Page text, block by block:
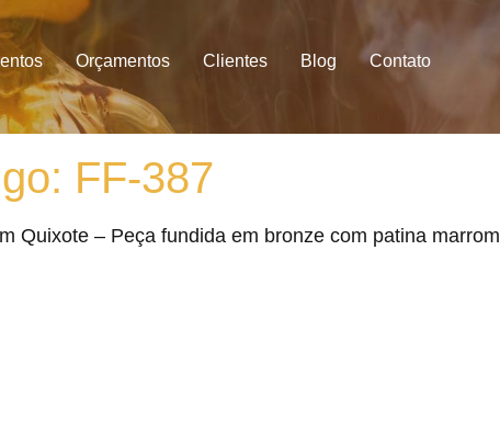
Orçamentos Clientes Blog Contato
FF-387
Quixote – Peça fundida em bronze com patina marrom